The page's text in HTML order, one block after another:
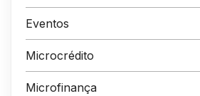
Eventos
Microcrédito
Microfinança